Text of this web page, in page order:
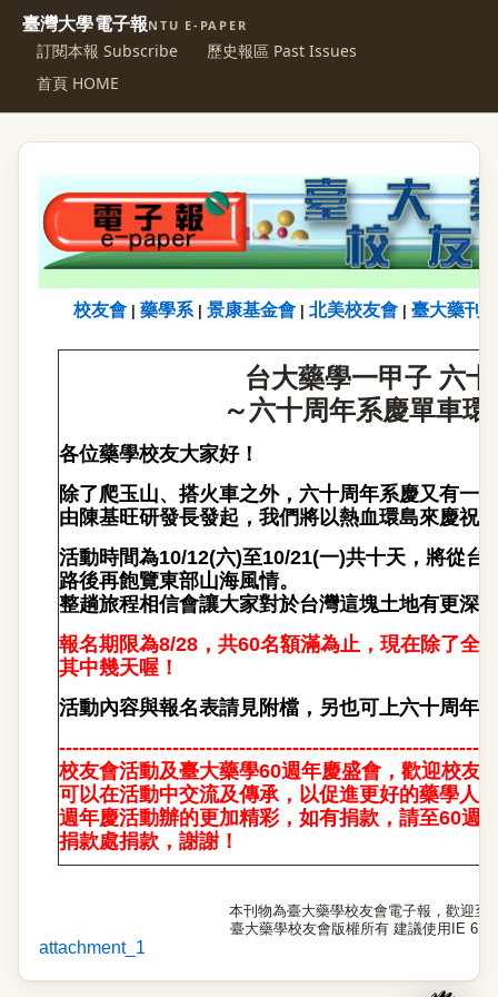
臺灣大學電子報NTU E-PAPER
訂閱本報 Subscribe
歷史報區 Past Issues
首頁 HOME
校友會 藥學系| 景康基金會 北美校友會 臺大藥刊
台大藥學一甲子 六
～六十周年系慶單車
各位藥學校友大家好！
除了爬玉山、搭火車之外，六十周年系慶又有一
由陳基旺研發長發起，我們將以熱血環島來慶祝
活動時間為10/12(六)至10/21(一)共十天，將從台
路後再飽覽東部山海風情。
整趟旅程相信會讓大家對於台灣這塊土地有更深
報名期限為8/28，共60名額滿為止，現在除了全
其中幾天喔！
活動內容與報名表請見附檔，另也可上六十周年
校友會活動及臺大藥學60週年慶盛會，歡迎校友
可以在活動中交流及傳承， 以促進更好的藥學人
週年慶活動辦的更加精彩， 如有捐款， 請至60週
捐款處捐款，謝謝！
本刊物為臺大藥學校友會電子報，歡迎至
臺大藥學校友會版權所有 建議使用IE 6.0
attachment_1